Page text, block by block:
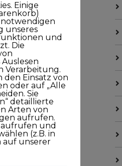
Einige
unseres
und
Die
Verarbeitung.
den Einsatz von
oder auf „Alle
Sie
detaillierte
Arten von
aufrufen.
und
(z.B. in
unserer